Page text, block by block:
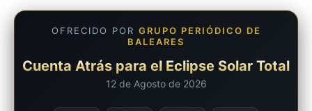
OFRECIDO POR GRUPO PERIÓDICO DE
BALEARES
Cuenta Atrás para el Eclipse Solar Total
12 de Agosto de 2026